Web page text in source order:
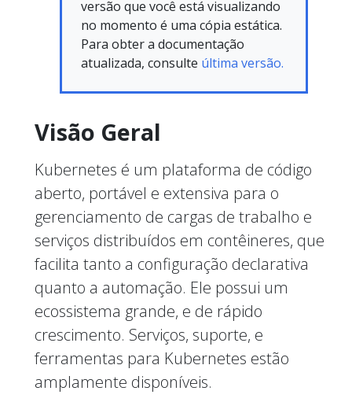
versão que você está visualizando
no momento é uma cópia estática.
Para obter a documentação
atualizada, consulte última versão.
Visão Geral
Kubernetes é um plataforma de código
aberto, portável e extensiva para o
gerenciamento de cargas de trabalho e
serviços distribuídos em contêineres, que
facilita tanto a configuração declarativa
quanto a automação. Ele possui um
ecossistema grande, e de rápido
crescimento. Serviços, suporte, e
ferramentas para Kubernetes estão
amplamente disponíveis.